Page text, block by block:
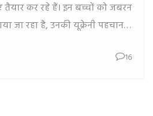
तैयार कर रहे हैं। इन बच्चों को जबरन
जा रहा है, उनकी यूक्रेनी पहचान
है। यह अंतरराष्ट्रीय कानून और
16